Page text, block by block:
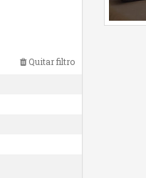
Quitar filtro